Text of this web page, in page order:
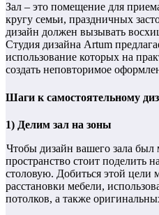
Зал – это помещение для
кругу семьи, праздничных
дизайн должен вызывать
Студия дизайна Artum
использование которых на
создать неповторимое
Шаги к самостоятельному
1) Делим зал на зоны
Чтобы дизайн вашего зала
пространство стоит поделить
столовую. Добиться этой цели
расстановки мебели,
потолков, а также